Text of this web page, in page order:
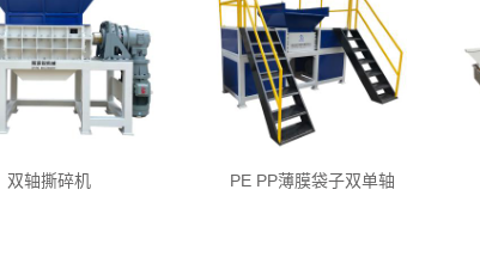
双轴撕碎机 PE PP薄膜袋子双单轴